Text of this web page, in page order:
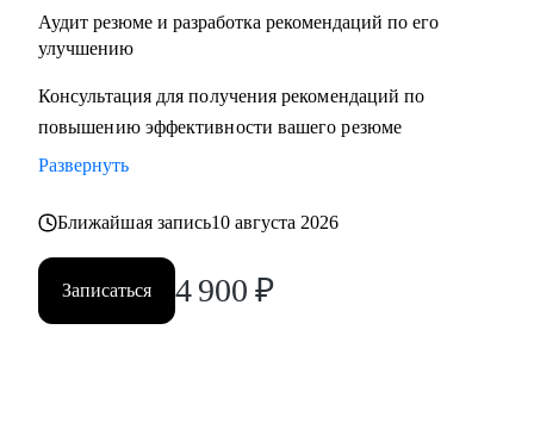
Аудит резюме и разработка рекомендаций по его
улучшению
Консультация для получения рекомендаций по
повышению эффективности вашего резюме
Развернуть
Ближайшая запись10 августа 2026
Записаться 4 900 ₽